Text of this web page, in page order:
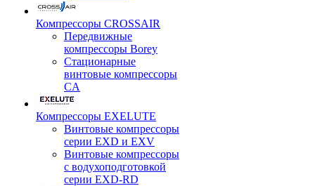
Компрессоры CROSSAIR
Передвижные
компрессоры Borey
Стационарные
винтовые компрессоры
CA
Компрессоры EXELUTE
Винтовые компрессоры
серии EXD и EXV
Винтовые компрессоры
с водухоподготовкой
серии EXD-RD